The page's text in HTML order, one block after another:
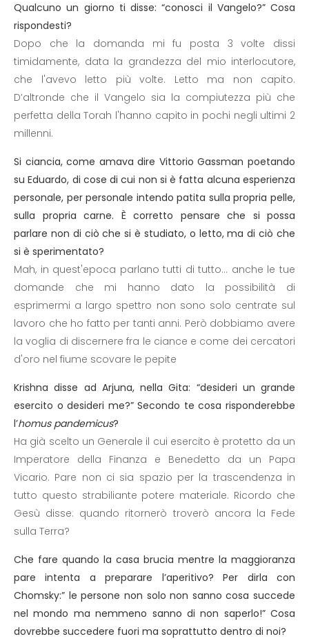
Qualcuno un giorno ti disse: “conosci il Vangelo?” Cosa
rispondesti?
Dopo che la domanda mi fu posta 3 volte dissi
timidamente, data la grandezza del mio interlocutore,
che l'avevo letto più volte. Letto ma non capito.
D’altronde che il Vangelo sia la compiutezza più che
perfetta della Torah l'hanno capito in pochi negli ultimi 2
millenni.
Si ciancia, come amava dire Vittorio Gassman poetando
su Eduardo, di cose di cui non si è fatta alcuna esperienza
personale, per personale intendo patita sulla propria pelle,
sulla propria carne. È corretto pensare che si possa
parlare non di ciò che si è studiato, o letto, ma di ciò che
si è sperimentato?
Mah, in quest'epoca parlano tutti di tutto... anche le tue
domande che mi hanno dato la possibilità di
esprimermi a largo spettro non sono solo centrate sul
lavoro che ho fatto per tanti anni. Però dobbiamo avere
la voglia di discernere fra le ciance e come dei cercatori
d'oro nel fiume scovare le pepite
Krishna disse ad Arjuna, nella Gita: “desideri un grande
esercito o desideri me?” Secondo te cosa risponderebbe
l’homus pandemicus?
Ha già scelto un Generale il cui esercito è protetto da un
Imperatore della Finanza e Benedetto da un Papa
Vicario. Pare non ci sia spazio per la trascendenza in
tutto questo strabiliante potere materiale. Ricordo che
Gesù disse: quando ritornerò troverò ancora la Fede
sulla Terra?
Che fare quando la casa brucia mentre la maggioranza
pare intenta a preparare l’aperitivo? Per dirla con
Chomsky:” le persone non solo non sanno cosa succede
nel mondo ma nemmeno sanno di non saperlo!” Cosa
dovrebbe succedere fuori ma soprattutto dentro di noi?